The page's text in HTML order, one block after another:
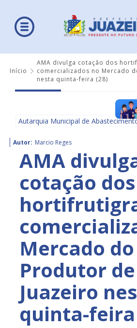
Início
AMA divulga cotação dos
comercializados no Mercado
nesta quinta-feira (28)
Autarquia Municipal de
Autor: Marcio Reges
AMA
cotação dos
Mercado do
Produtor de
Juazeiro
quinta-feira